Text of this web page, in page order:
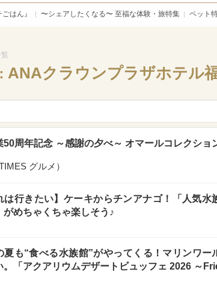
はん』 〜シェアしたくなる〜 至福な体験・旅特集 ペット
ANAクラウンプラザホテル
50周年記念 ～感謝の夕べ～ オマールコレクシ
グルメ ）
は行きたい】ケーキからチンアナゴ！「人気
がめちゃくちゃ楽しそう♪
夏も“食べる水族館”がやってくる！マリンワー
。「アクアリウムデザートビュッフェ 2026 ～